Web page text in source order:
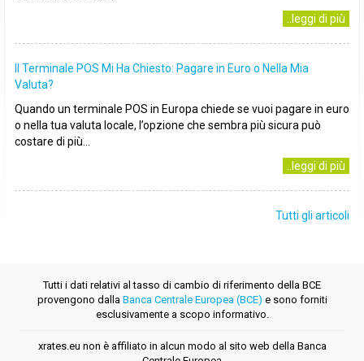
..leggi di più
Il Terminale POS Mi Ha Chiesto: Pagare in Euro o Nella Mia
Valuta?
Quando un terminale POS in Europa chiede se vuoi pagare in euro
o nella tua valuta locale, l’opzione che sembra più sicura può
costare di più...
..leggi di più
Tutti gli articoli
Tutti i dati relativi al tasso di cambio di riferimento della BCE
provengono dalla Banca Centrale Europea (BCE) e sono forniti
esclusivamente a scopo informativo.
xrates.eu non è affiliato in alcun modo al sito web della Banca